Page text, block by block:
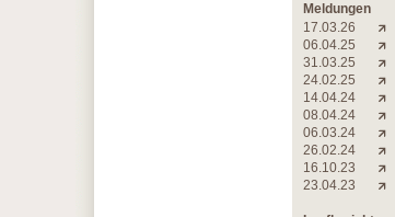
Meldungen
17.03.26
06.04.25
31.03.25
24.02.25
14.04.24
08.04.24
06.03.24
26.02.24
16.10.23
23.04.23